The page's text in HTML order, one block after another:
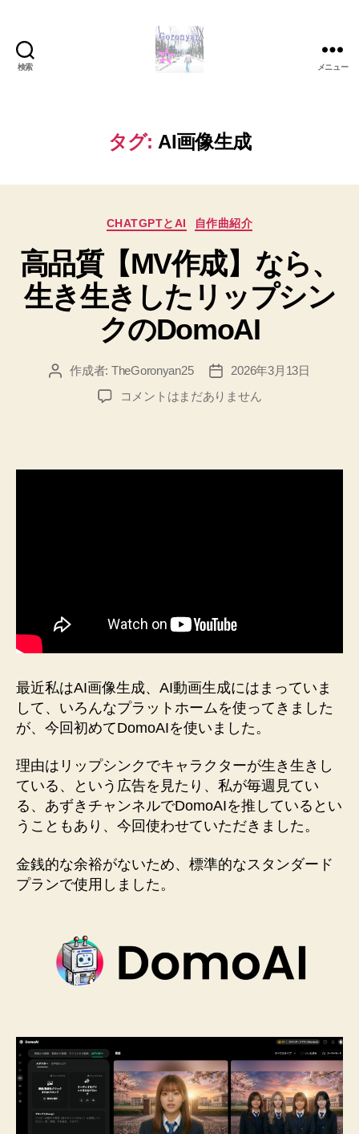
検索
マ
イ
ド
音
と
日
常
の
こ
メニュー
タグ: AI画像生成
カ
ゴ
リ
ー
CHATGPTとAI 自作曲紹介
高品質【MV作成】なら、
生き生きしたリップシン
クのDomoAI
投 作成者: TheGoronyan25
投
稿
日
2026年3月13日
高
作
た
プ
シ
ン
ク
DomoAI
へ
の
コメントはまだありません
最近私はAI画像生成、AI動画生成にはまっていま
して、いろんなプラットホームを使ってきました
が、今回初めてDomoAIを使いました。
理由はリップシンクでキャラクターが生き生きし
ている、という広告を見たり、私が毎週見てい
る、あずきチャンネルでDomoAIを推しているとい
うこともあり、今回使わせていただきました。
金銭的な余裕がないため、標準的なスタンダード
プランで使用しました。